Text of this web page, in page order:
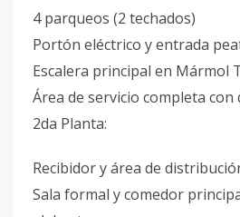
4 parqueos (2 techados)
Portón eléctrico y entrada
Escalera principal en Mármol
Área de servicio completa
2da Planta:
Recibidor y área de
Sala formal y comedor